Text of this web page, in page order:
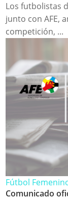
Los futbolistas
junto con AFE,
competición, ...
Fútbol
Comunicado